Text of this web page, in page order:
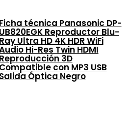
Ficha técnica Panasonic DP-
UB820EGK Reproductor Blu-
Ray Ultra HD 4K HDR WiFi
Hi-Res Twin HDMI
Reproducción 3D
Compatible con MP3 USB
Salida Óptica Negro